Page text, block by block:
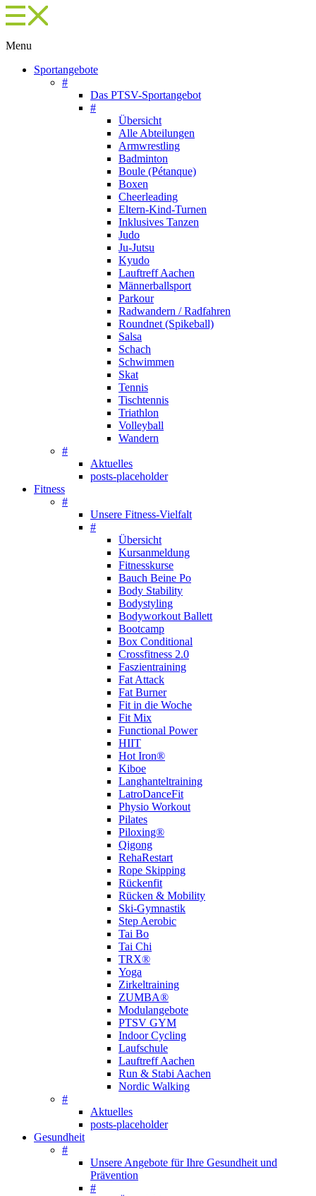
Menu
Sportangebote
#
Das PTSV-Sportangebot
#
Übersicht
Alle Abteilungen
Armwrestling
Badminton
Boule (Pétanque)
Boxen
Cheerleading
Eltern-Kind-Turnen
Inklusives Tanzen
Judo
Ju-Jutsu
Kyudo
Lauftreff Aachen
Männerballsport
Parkour
Radwandern / Radfahren
Roundnet (Spikeball)
Salsa
Schach
Schwimmen
Skat
Tennis
Tischtennis
Triathlon
Volleyball
Wandern
#
Aktuelles
posts-placeholder
Fitness
#
Unsere Fitness-Vielfalt
#
Übersicht
Kursanmeldung
Fitnesskurse
Bauch Beine Po
Body Stability
Bodystyling
Bodyworkout Ballett
Bootcamp
Box Conditional
Crossfitness 2.0
Faszientraining
Fat Attack
Fat Burner
Fit in die Woche
Fit Mix
Functional Power
HIIT
Hot Iron®
Kiboe
Langhanteltraining
LatroDanceFit
Physio Workout
Pilates
Piloxing®
Qigong
RehaRestart
Rope Skipping
Rückenfit
Rücken & Mobility
Ski-Gymnastik
Step Aerobic
Tai Bo
Tai Chi
TRX®
Yoga
Zirkeltraining
ZUMBA®
Modulangebote
PTSV GYM
Indoor Cycling
Laufschule
Lauftreff Aachen
Run & Stabi Aachen
Nordic Walking
#
Aktuelles
posts-placeholder
Gesundheit
#
Unsere Angebote für Ihre Gesundheit und
Prävention
#